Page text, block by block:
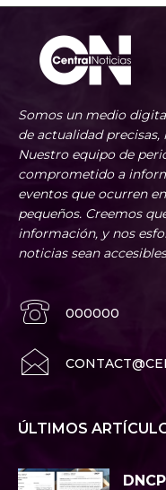
Somos un medio
de actualidad
Nuestro equipo de
comprometido a
eventos que ocurren
pequeños. Creemos
información, y nos
noticias sean
000000
ÚLTIMOS